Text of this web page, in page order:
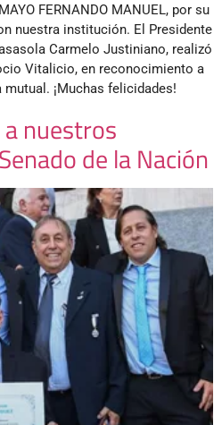
FERNANDO MANUEL, por su
nuestra institución. El Presidente
Carmelo Justiniano, realizó
Vitalicio, en reconocimiento a
¡Muchas felicidades!
nuestros
de la Nación